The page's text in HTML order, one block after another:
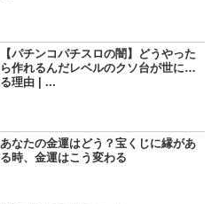
【パチンコパチスロの闇】どうやった
ら作れるんだレベルのクソ台が世に出
る理由 | ...
あなたの金運はどう？宝くじに縁があ
る時、金運はこう変わる